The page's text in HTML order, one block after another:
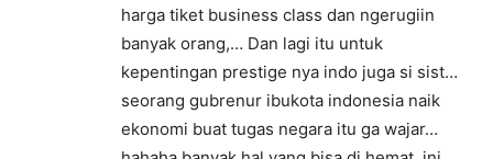
harga tiket business class dan ngerugiin
banyak orang,… Dan lagi itu untuk
kepentingan prestige nya indo juga si sist…
seorang gubrenur ibukota indonesia naik
ekonomi buat tugas negara itu ga wajar…